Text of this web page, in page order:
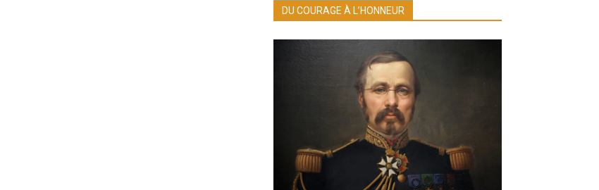
DU COURAGE À L’HONNEUR